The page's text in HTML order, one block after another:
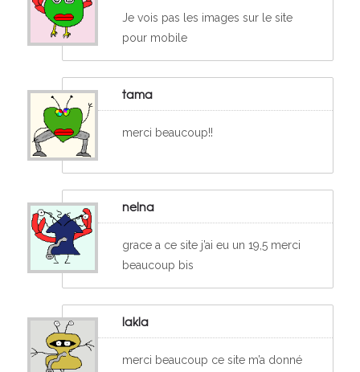
Je vois pas les images sur le site
pour mobile
tama
merci beaucoup!!
nelna
grace a ce site j’ai eu un 19,5 merci
beaucoup bis
lakla
merci beaucoup ce site m’a donné